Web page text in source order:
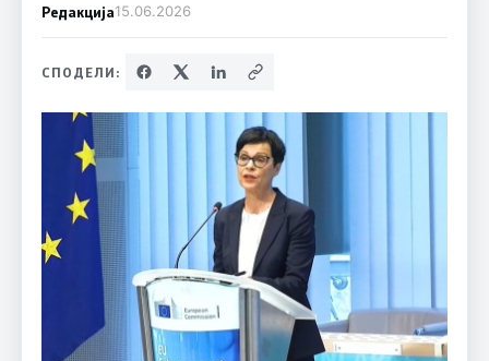
Редакција15.06.2026
СПОДЕЛИ: